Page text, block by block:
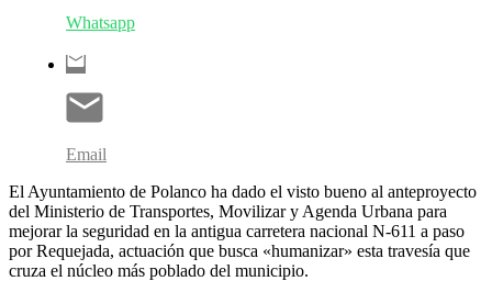
Whatsapp
Email
El Ayuntamiento de Polanco ha dado el visto bueno al anteproyecto
del Ministerio de Transportes, Movilizar y Agenda Urbana para
mejorar la seguridad en la antigua carretera nacional N-611 a paso
por Requejada, actuación que busca «humanizar» esta travesía que
cruza el núcleo más poblado del municipio.